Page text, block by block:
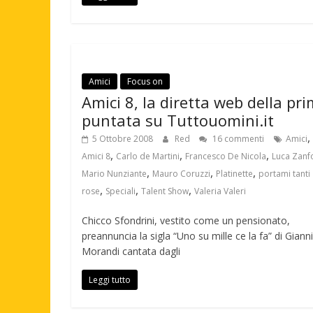
Amici Focus on
Amici 8, la diretta web della
puntata su Tuttouomini.it
5 Ottobre 2008 Red 16 commenti Amici,
Amici 8, Carlo de Martini, Francesco De Nicola, Luca
Mario Nunziante, Mauro Coruzzi, Platinette, portami tanti
rose, Speciali, Talent Show, Valeria Valeri
Chicco Sfondrini, vestito come un pensionato,
preannuncia la sigla “Uno su mille ce la fa” di Gianni
Morandi cantata dagli
Leggi tutto